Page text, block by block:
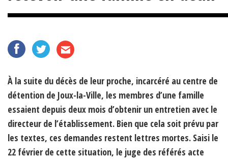
À la suite du décès de leur proche, incarcéré au centre de
détention de Joux-la-Ville, les membres d’une famille
essaient depuis deux mois d’obtenir un entretien avec le
directeur de l’établissement. Bien que cela soit prévu par
les textes, ces demandes restent lettres mortes. Saisi le
22 février de cette situation, le juge des référés acte